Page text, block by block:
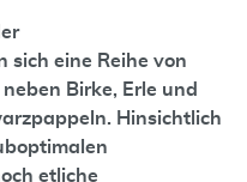
sich eine Reihe von
Birke, Erle und
Hinsichtlich
etliche